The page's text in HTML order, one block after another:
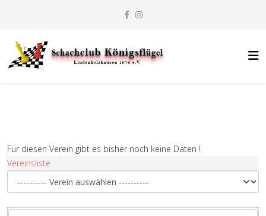
Für diesen Verein gibt es bisher noch keine Daten !
Vereinsliste